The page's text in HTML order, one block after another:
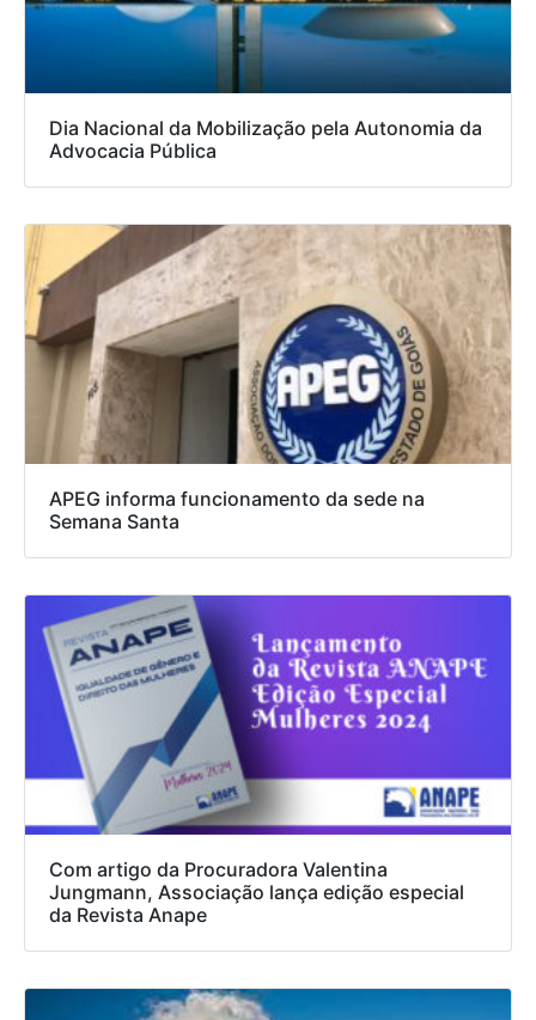
Dia Nacional da Mobilização pela Autonomia da
Advocacia Pública
APEG informa funcionamento da sede na
Semana Santa
Com artigo da Procuradora Valentina
Jungmann, Associação lança edição especial
da Revista Anape